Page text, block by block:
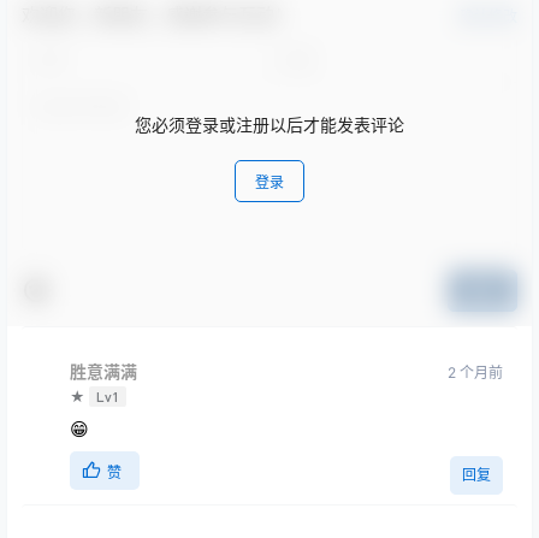
您必须登录或注册以后才能发表评论
登录
胜意满满
★ Lv1
2 个月前
😁
赞 回复